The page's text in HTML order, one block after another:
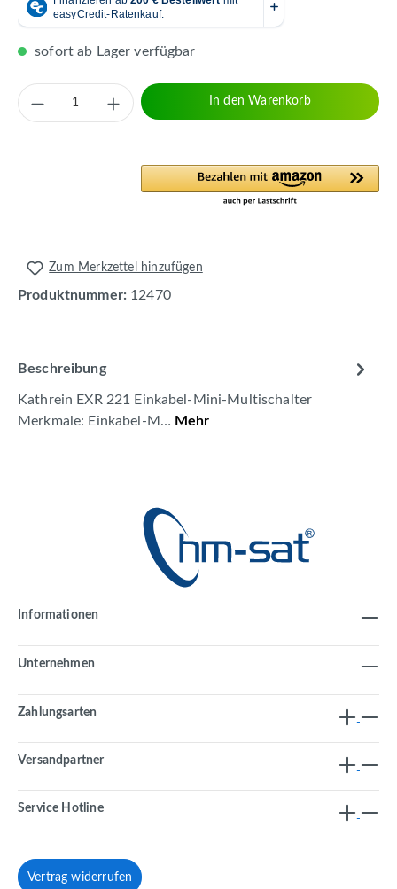
sofort ab Lager verfügbar
Produkt Anzahl: Gib den gewünschten
In den Warenkorb
Zum Merkzettel hinzufügen
Produktnummer: 12470
Beschreibung
Kathrein EXR 221 Einkabel-Mini-Multischalter
Merkmale: Einkabel-M… Mehr
Informationen
Unternehmen
Zahlungsarten
Versandpartner
Service Hotline
Vertrag widerrufen